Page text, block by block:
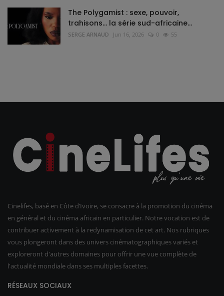
The Polygamist : sexe, pouvoir,
trahisons… la série sud-africaine...
SERGE ARNAUD Jun 16, 2026 0 55
Cinelifes, basé en Côte d’Ivoire, se consacre à la promotion du cinéma
en général et du cinéma africain en particulier. Notre vocation est de
contribuer activement à la redynamisation de cet art. Nos rubriques
vous plongeront dans des univers cinématographiques variés et
exploreront d'autres domaines pour offrir une vue complète de
l'actualité mondiale dans ses multiples facettes.
RÉSEAUX SOCIAUX